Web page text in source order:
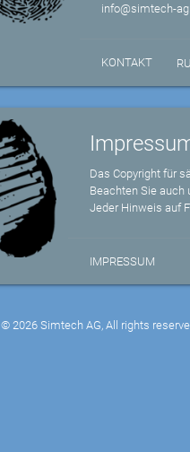
info@simtech-
KONTAKT
Das Copyright für
Beachten Sie auch
Jeder Hinweis auf
IMPRESSUM
© 2026 Simtech AG, All rights